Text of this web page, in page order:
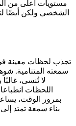
مستويات أعلى من
الشخصي ولكن أيضًا
تجذب لحظات معينة
سمعته المتنامية.
لا تُنسى،
اللحظات
بمرور الوقت،
بناء سمعة تمتد